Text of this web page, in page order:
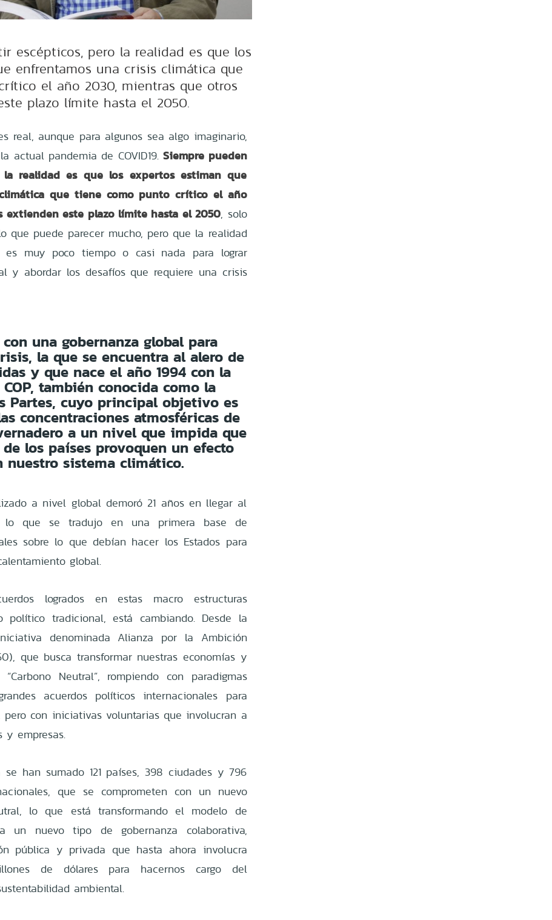
escépticos, pero la realidad es que los
enfrentamos una crisis climática que
el año 2030, mientras que otros
plazo límite hasta el 2050.
real, aunque para algunos sea algo imaginario,
actual pandemia de COVID19.Siempre pueden
realidad es que los expertos estiman que
que tiene como punto crítico el año
extienden este plazo límite hasta el 2050, solo
que puede parecer mucho, pero que la realidad
es muy poco tiempo o casi nada para lograr
y abordar los desafíos que requiere una crisis
una gobernanza global para
la que se encuentra al alero de
y que nace el año 1994 con la
también conocida como la
Partes, cuyo principal objetivo es
concentraciones atmosféricas de
a un nivel que impida que
los países provoquen un efecto
nuestro sistema climático.
a nivel global demoró 21 años en llegar al
lo que se tradujo en una primera base de
sobre lo que debían hacer los Estados para
global.
logrados en estas macro estructuras
tradicional, está cambiando. Desde la
denominada Alianza por la Ambición
que busca transformar nuestras economías y
Neutral”, rompiendo con paradigmas
acuerdos políticos internacionales para
pero con iniciativas voluntarias que involucran a
y empresas.
han sumado 121 países, 398 ciudades y 796
que se comprometen con un nuevo
lo que está transformando el modelo de
un nuevo tipo de gobernanza colaborativa,
pública y privada que hasta ahora involucra
de dólares para hacernos cargo del
ambiental.